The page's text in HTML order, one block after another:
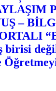
–
birisi